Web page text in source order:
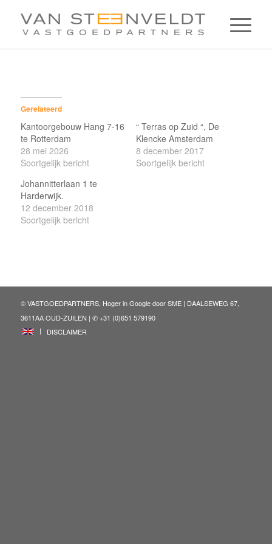
Gerelateerd
Kantoorgebouw Hang 7-16
te Rotterdam
28 mei 2026
Soortgelijk bericht
“ Terras op Zuid “, De
Klencke Amsterdam
8 december 2017
Soortgelijk bericht
Johannitterlaan 1 te
Harderwijk.
12 december 2018
Soortgelijk bericht
© VASTGOEDPARTNERS, Hoger in Google doorSME| DAALSEWEG 67,
3611AA OUD-ZUILEN | ✆ +31 (0)651 579190
ENG
DISCLAIMER